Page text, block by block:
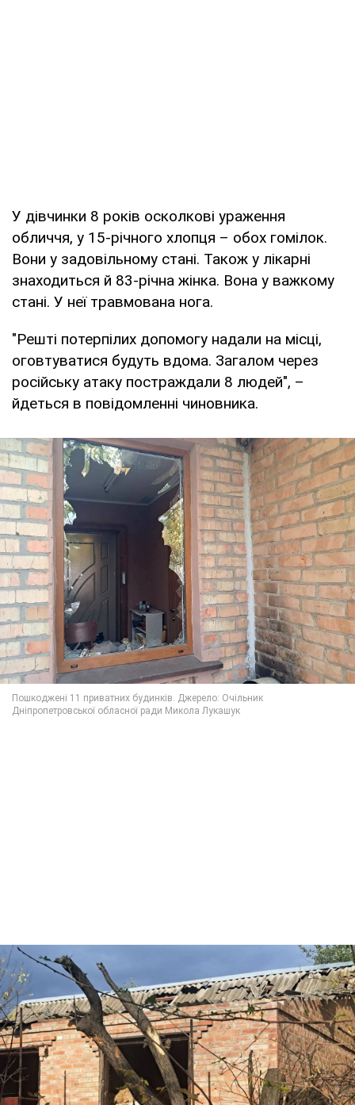
У дівчинки 8 років осколкові ураження
обличчя, у 15-річного хлопця – обох гомілок.
Вони у задовільному стані. Також у лікарні
знаходиться й 83-річна жінка. Вона у важкому
стані. У неї травмована нога.
"Решті потерпілих допомогу надали на місці,
оговтуватися будуть вдома. Загалом через
російську атаку постраждали 8 людей", –
йдеться в повідомленні чиновника.